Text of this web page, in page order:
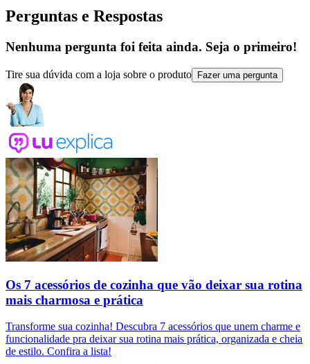
Perguntas e Respostas
Nenhuma pergunta foi feita ainda. Seja o primeiro!
Tire sua dúvida com a loja sobre o produto Fazer uma pergunta
Os 7 acessórios de cozinha que vão deixar sua rotina
mais charmosa e prática
Transforme sua cozinha! Descubra 7 acessórios que unem charme e
funcionalidade pra deixar sua rotina mais prática, organizada e cheia
de estilo. Confira a lista!